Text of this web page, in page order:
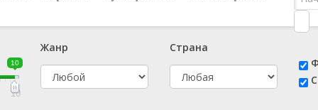
👨‍✈️ Военный
🕵️‍♂️ Детектив
10
10
Жанр
Страна